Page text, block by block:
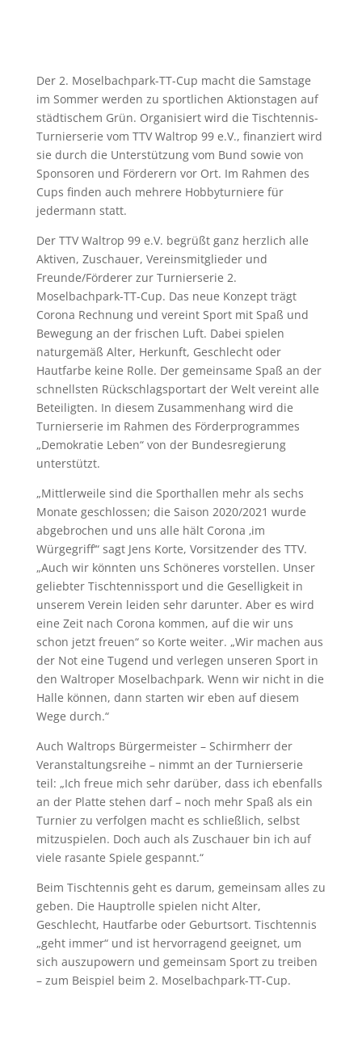
Der 2. Moselbachpark-TT-Cup macht die Samstage
im Sommer werden zu sportlichen Aktionstagen auf
städtischem Grün. Organisiert wird die Tischtennis-
Turnierserie vom TTV Waltrop 99 e.V., finanziert wird
sie durch die Unterstützung vom Bund sowie von
Sponsoren und Förderern vor Ort. Im Rahmen des
Cups finden auch mehrere Hobbyturniere für
jedermann statt.
Der TTV Waltrop 99 e.V. begrüßt ganz herzlich alle
Aktiven, Zuschauer, Vereinsmitglieder und
Freunde/Förderer zur Turnierserie 2.
Moselbachpark-TT-Cup. Das neue Konzept trägt
Corona Rechnung und vereint Sport mit Spaß und
Bewegung an der frischen Luft. Dabei spielen
naturgemäß Alter, Herkunft, Geschlecht oder
Hautfarbe keine Rolle. Der gemeinsame Spaß an der
schnellsten Rückschlagsportart der Welt vereint alle
Beteiligten. In diesem Zusammenhang wird die
Turnierserie im Rahmen des Förderprogrammes
„Demokratie Leben“ von der Bundesregierung
unterstützt.
„Mittlerweile sind die Sporthallen mehr als sechs
Monate geschlossen; die Saison 2020/2021 wurde
abgebrochen und uns alle hält Corona ‚im
Würgegriff‘“ sagt Jens Korte, Vorsitzender des TTV.
„Auch wir könnten uns Schöneres vorstellen. Unser
geliebter Tischtennissport und die Geselligkeit in
unserem Verein leiden sehr darunter. Aber es wird
eine Zeit nach Corona kommen, auf die wir uns
schon jetzt freuen“ so Korte weiter. „Wir machen aus
der Not eine Tugend und verlegen unseren Sport in
den Waltroper Moselbachpark. Wenn wir nicht in die
Halle können, dann starten wir eben auf diesem
Wege durch.“
Auch Waltrops Bürgermeister – Schirmherr der
Veranstaltungsreihe – nimmt an der Turnierserie
teil: „Ich freue mich sehr darüber, dass ich ebenfalls
an der Platte stehen darf – noch mehr Spaß als ein
Turnier zu verfolgen macht es schließlich, selbst
mitzuspielen. Doch auch als Zuschauer bin ich auf
viele rasante Spiele gespannt.“
Beim Tischtennis geht es darum, gemeinsam alles zu
geben. Die Hauptrolle spielen nicht Alter,
Geschlecht, Hautfarbe oder Geburtsort. Tischtennis
„geht immer“ und ist hervorragend geeignet, um
sich auszupowern und gemeinsam Sport zu treiben
– zum Beispiel beim 2. Moselbachpark-TT-Cup.